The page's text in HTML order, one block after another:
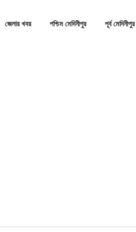
জেলার খবর পশ্চিম মেদিনীপুর পূর্ব মেদিনীপুর